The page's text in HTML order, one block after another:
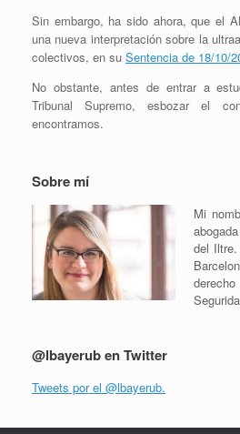
Sin embargo, ha sido ahora, que el
una nueva interpretación sobre la
colectivos, en su Sentencia de 18/10/
No obstante, antes de entrar a
Tribunal Supremo, esbozar el
encontramos.
Sobre mí
Mi
del
@lbayerub en Twitter
Tweets por el @lbayerub.